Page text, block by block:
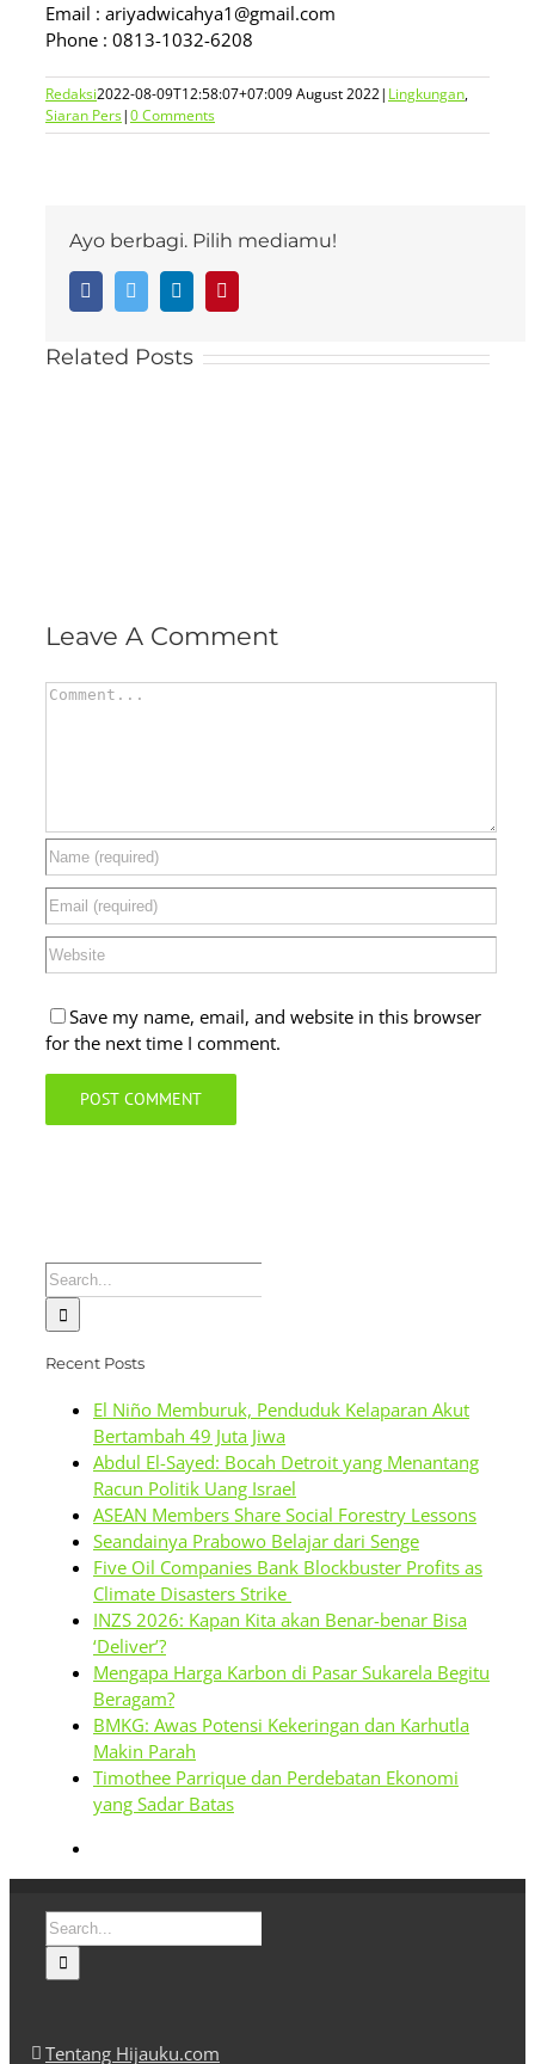
Email : ariyadwicahya1@gmail.com
Phone : 0813-1032-6208
Redaksi2022-08-09T12:58:07+07:009 August 2022| Lingkungan,
Siaran Pers|0 Comments
Ayo berbagi. Pilih mediamu!
FacebookTwitter LinkedIn
Related Posts
Leave A Comment
Comment
Save my name, email, and website in this browser
for the next time I comment.
Search
for:
Recent Posts
El Niño Memburuk, Penduduk Kelaparan Akut
Bertambah 49 Juta Jiwa
Abdul El-Sayed: Bocah Detroit yang Menantang
Racun Politik Uang Israel
ASEAN Members Share Social Forestry Lessons
Seandainya Prabowo Belajar dari Senge
Five Oil Companies Bank Blockbuster Profits as
Climate Disasters Strike
INZS 2026: Kapan Kita akan Benar-benar Bisa
‘Deliver’?
Mengapa Harga Karbon di Pasar Sukarela Begitu
Beragam?
BMKG: Awas Potensi Kekeringan dan Karhutla
Makin Parah
Timothee Parrique dan Perdebatan Ekonomi
yang Sadar Batas
Search
for:
Tentang Hijauku.com